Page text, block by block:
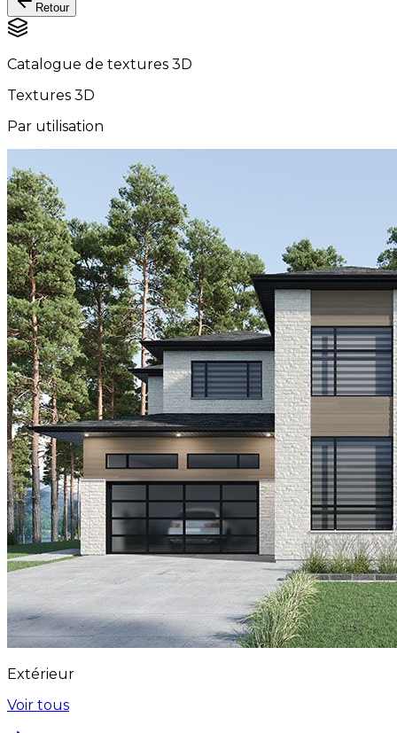
Retour
Catalogue de textures 3D
Textures 3D
Par utilisation
Extérieur
Voir tous